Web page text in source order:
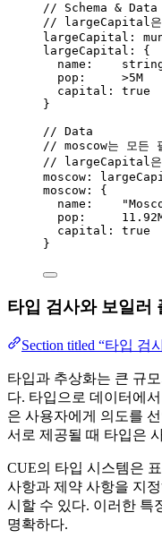
// Schema & Data
// largeCapital은
largeCapital:
largeCapital: {
name :
pop:
>5M
capital:
true
}
// Data
// moscow는 모든
// largeCapital은
moscow:
moscow: {
name : "
pop:
11.92
capital:
true
}
타입 검사와 보일러
Section titled “타입
타입과 추상화는 큰 규
다. 타입으로 데이터에
은 사용자에게 의도를
서로 제공될 때 타입은
CUE의 타입 시스템은
사항과 제약 사항을 지
시할 수 있다. 이러한 특
명확하다.